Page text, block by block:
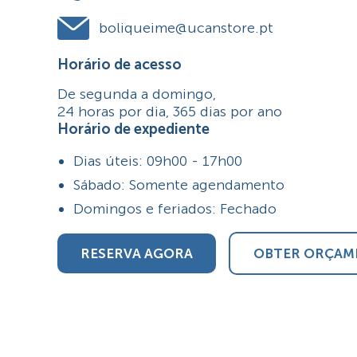
boliqueime@ucanstore.pt
Horário de acesso
De segunda a domingo,
24 horas por dia, 365 dias por ano
Horário de expediente
Dias úteis: 09h00 - 17h00
Sábado: Somente agendamento
Domingos e feriados: Fechado
RESERVA AGORA OBTER